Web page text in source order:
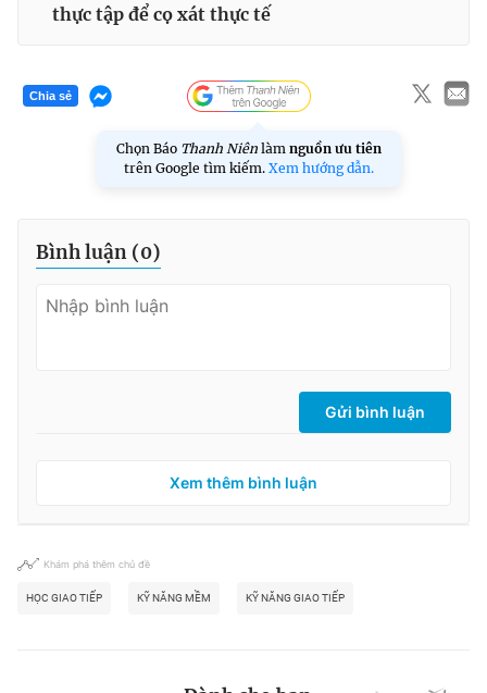
thực tập để cọ xát thực tế
Chia sẻ
Chọn Báo Thanh Niên làm nguồn ưu tiên
trên Google tìm kiếm. Xem hướng dẫn.
Bình luận (0)
Gửi bình luận
Xem thêm bình luận
Khám phá thêm chủ đề
HỌC GIAO TIẾP KỸ NĂNG MỀM KỸ NĂNG GIAO TIẾP